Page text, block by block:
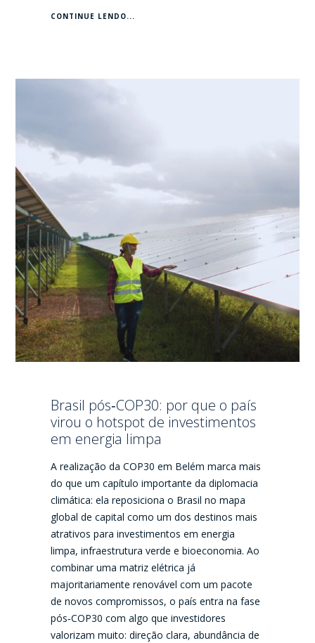
CONTINUE LENDO...
Brasil pós‑COP30: por que o país
virou o hotspot de investimentos
em energia limpa
A realização da COP30 em Belém marca mais
do que um capítulo importante da diplomacia
climática: ela reposiciona o Brasil no mapa
global de capital como um dos destinos mais
atrativos para investimentos em energia
limpa, infraestrutura verde e bioeconomia. Ao
combinar uma matriz elétrica já
majoritariamente renovável com um pacote
de novos compromissos, o país entra na fase
pós‑COP30 com algo que investidores
valorizam muito: direção clara, abundância de